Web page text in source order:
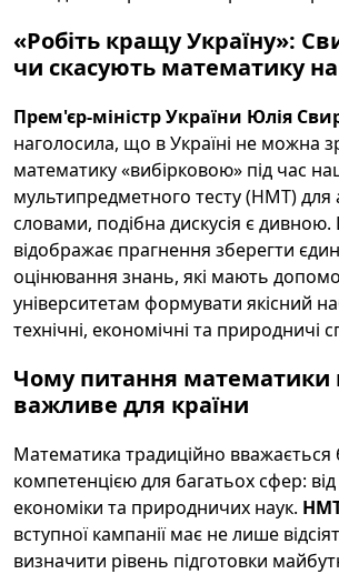
«Робіть кращу Україну»:
чи скасують математику
Прем'єр-міністр України Юлія
наголосила, що в Україні не можна
математику «вибірковою» під час
мультипредметного тесту (НМТ) для
словами, подібна дискусія є дивною.
відображає прагнення зберегти
оцінювання знань, які мають
університетам формувати якісний
технічні, економічні та природничі
Чому питання
важливе для країни
Математика традиційно
компетенцією для багатьох сфер: від
економіки та природничих наук.
вступної кампанії має не лише
визначити рівень підготовки